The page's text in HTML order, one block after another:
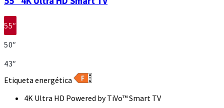
55″
50″
43″
Etiqueta energética
4K Ultra HD Powered by TiVo™ Smart TV